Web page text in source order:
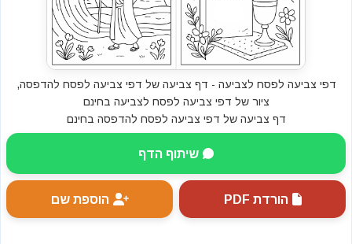
דפי צביעה לפסח לצביעה - דף צביעה של דפי צביעה לפסח להדפסה,
ציור של דפי צביעה לפסח לצביעה בחינם
דף צביעה של דפי צביעה לפסח להדפסה בחינם
שיתוף הדף
הורדת PDF הוספת שם